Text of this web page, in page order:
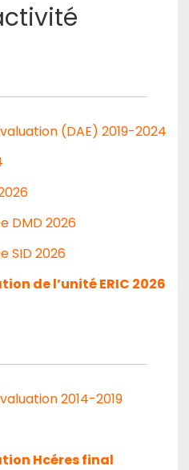
(DAE) 2019-2024
DMD 2026
SID 2026
de l’unité ERIC 2026
2014-2019
Hcéres final